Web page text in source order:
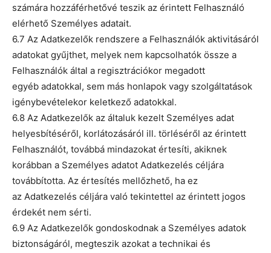
számára hozzáférhetővé teszik az érintett Felhasználó
elérhető Személyes adatait.
6.7 Az Adatkezelők rendszere a Felhasználók aktivitásáról
adatokat gyűjthet, melyek nem kapcsolhatók össze a
Felhasználók által a regisztrációkor megadott
egyéb adatokkal, sem más honlapok vagy szolgáltatások
igénybevételekor keletkező adatokkal.
6.8 Az Adatkezelők az általuk kezelt Személyes adat
helyesbítéséről, korlátozásáról ill. törléséről az érintett
Felhasználót, továbbá mindazokat értesíti, akiknek
korábban a Személyes adatot Adatkezelés céljára
továbbította. Az értesítés mellőzhető, ha ez
az Adatkezelés céljára való tekintettel az érintett jogos
érdekét nem sérti.
6.9 Az Adatkezelők gondoskodnak a Személyes adatok
biztonságáról, megteszik azokat a technikai és